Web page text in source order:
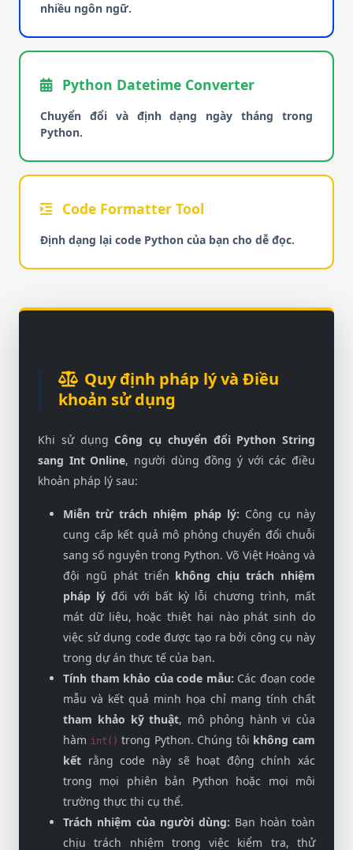
nhiều ngôn ngữ.
Python Datetime Converter
Chuyển đổi và định dạng ngày tháng trong
Python.
Code Formatter Tool
Định dạng lại code Python của bạn cho dễ đọc.
Quy định pháp lý và Điều
khoản sử dụng
Khi sử dụngCông cụ chuyển đổi Python String
sang Int Online, người dùng đồng ý với các điều
khoản pháp lý sau:
Miễn trừ trách nhiệm pháp lý: Công cụ này
cung cấp kết quả mô phỏng chuyển đổi chuỗi
sang số nguyên trong Python. Võ Việt Hoàng và
đội ngũ phát triển không chịu trách nhiệm
pháp lý đối với bất kỳ lỗi chương trình, mất
mát dữ liệu, hoặc thiệt hại nào phát sinh do
việc sử dụng code được tạo ra bởi công cụ này
trong dự án thực tế của bạn.
Tính tham khảo của code mẫu: Các đoạn code
mẫu và kết quả minh họa chỉ mang tính chất
tham khảo kỹ thuật, mô phỏng hành vi của
hàm int() trong Python. Chúng tôi không cam
kết rằng code này sẽ hoạt động chính xác
trong mọi phiên bản Python hoặc mọi môi
trường thực thi cụ thể.
Trách nhiệm của người dùng: Bạn hoàn toàn
chịu trách nhiệm trong việc kiểm tra, thử